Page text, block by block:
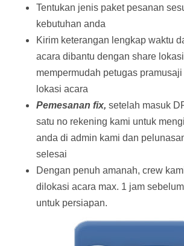
Tentukan jenis paket pesanan
kebutuhan anda
Kirim keterangan lengkap waktu
acara dibantu dengan share
mempermudah petugas
lokasi acara
Pemesanan fix, setelah masuk
satu no rekening kami untuk
anda di admin kami dan
selesai
Dengan penuh amanah, crew
dilokasi acara max. 1 jam
untuk persiapan.